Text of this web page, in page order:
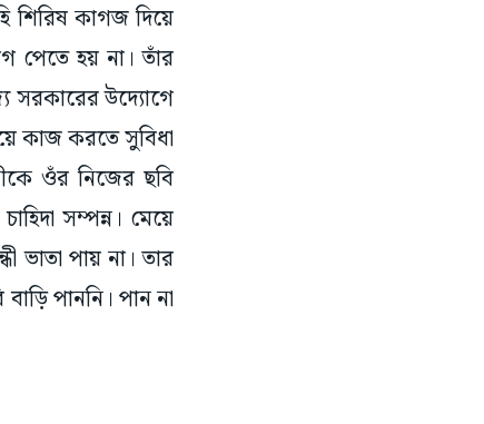
শিরিষ কাগজ দিয়ে
পেতে হয় না। তাঁর
সরকারের উদ্যোগে
কাজ করতে সুবিধা
ওঁর নিজের ছবি
সম্পন্ন। মেয়ে
ভাতা পায় না। তার
পাননি। পান না